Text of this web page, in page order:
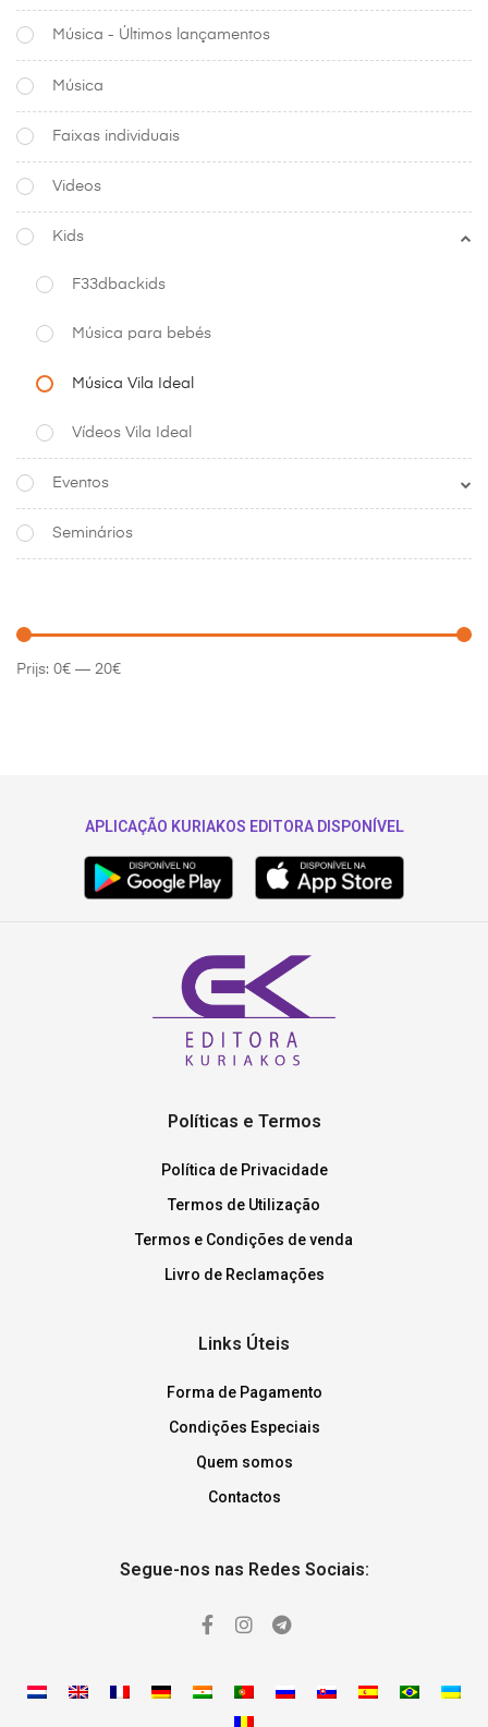
Música - Últimos lançamentos
Música
Faixas individuais
Videos
Kids
F33dbackids
Música para bebés
Música Vila Ideal
Vídeos Vila Ideal
Eventos
Seminários
Prijs: 0€ — 20€
APLICAÇÃO KURIAKOS EDITORA DISPONÍVEL
Políticas e Termos
Política de Privacidade
Termos de Utilização
Termos e Condições de venda
Livro de Reclamações
Links Úteis
Forma de Pagamento
Condições Especiais
Quem somos
Contactos
Segue-nos nas Redes Sociais: